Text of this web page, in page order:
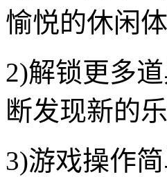
愉悦的休闲体
2)解锁更多
断发现新的乐
3)游戏操作